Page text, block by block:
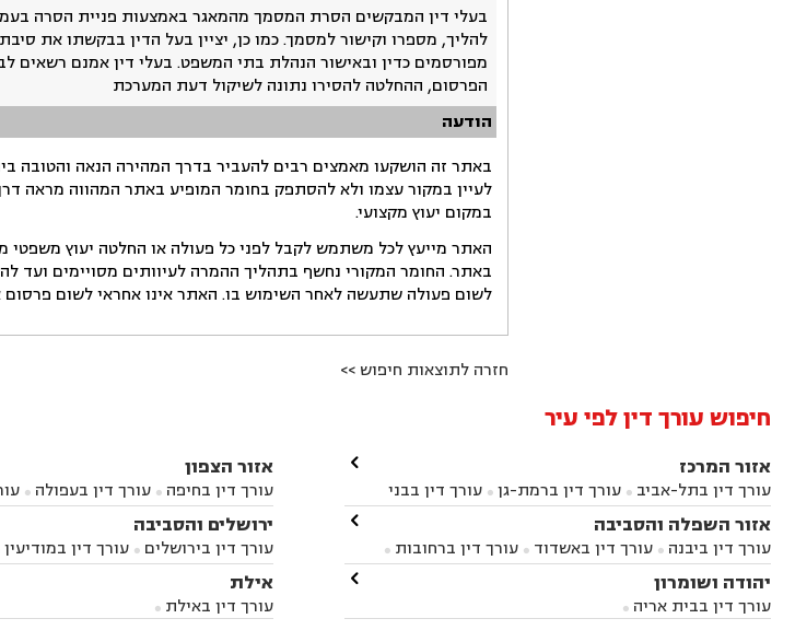
בעלי דין המבקשים הסרת המסמך מהמאגר באמצעות פניית הסרה
להליך, מספרו וקישור למסמך. כמו כן, יציין בעל הדין בבקשתו את
מפורסמים כדין ובאישור הנהלת בתי המשפט. בעלי דין אמנם
הפרסום, ההחלטה להסירו נתונה לשיקול דעת המערכת
הודעה
באתר זה הושקעו מאמצים רבים להעביר בדרך המהירה הנאה והטובה
לעיין במקור עצמו ולא להסתפק בחומר המופיע באתר המהווה מראה
במקום יעוץ מקצועי.
האתר מייעץ לכל משתמש לקבל לפני כל פעולה או החלטה יעוץ משפטי
באתר. החומר המקורי נחשף בתהליך ההמרה לעיוותים מסויימים ועד
לשום פעולה שתעשה לאחר השימוש בו. האתר אינו אחראי לשום
חזרה לתוצאות חיפוש >>
חיפוש עורך דין לפי עיר
אזור המרכז
עורך דין בתל-אביב  עורך דין ברמת-גן 
עורך דין בבני
ברק עורך דין בפתח תקווה עורך דין בראשון לציון
עורך דין ברחובות עורך דין בנס ציונה
במודיעין
עורך דין בהרצליה עורך דין בחולון
עורך
דין בקרית אונו
אונו
עורך דין בבת ים

אזור השפלה והסביבה
עורך דין ביבנה  עורך דין באשדוד  עורך דין ברחובות 
עורך דין בראשון לציון עורך דין במודיעין
עורך דין
בבאר יעקב
עורך דין בגדרה

יהודה ושומרון
עורך דין בבית אריה 

אזור הצפון
עורך דין בחיפה  עורך דין בעפולה 
אתא
עורך דין בנהריה עורך דין
בקרית שמונה
עורך דין במושב מגדים
במושב ציפורי
עורך דין בסח'נין
דין בעמק הירדן
ביאליק
עורך דין במגדל העמק
ירושלים והסביבה
עורך דין בירושלים  עורך דין במודיעין
בבית-שמש
עורך דין במבשרת ציון
עורך דין בגבעת זאב
בקרני שומרון  עורך דין בשורש 
אילת
עורך דין באילת 